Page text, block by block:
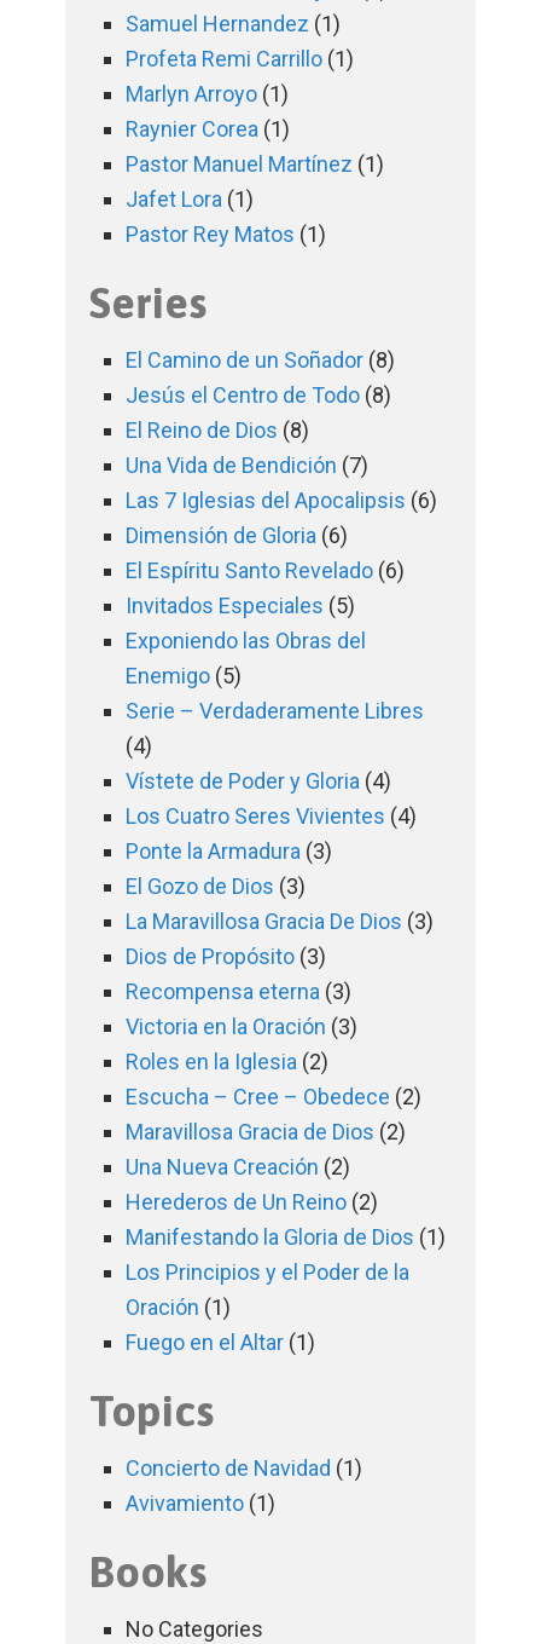
Samuel Hernandez (1)
Profeta Remi Carrillo (1)
Marlyn Arroyo (1)
Raynier Corea (1)
Pastor Manuel Martínez (1)
Jafet Lora (1)
Pastor Rey Matos (1)
Series
El Camino de un Soñador (8)
Jesús el Centro de Todo (8)
El Reino de Dios (8)
Una Vida de Bendición (7)
Las 7 Iglesias del Apocalipsis (6)
Dimensión de Gloria (6)
El Espíritu Santo Revelado (6)
Invitados Especiales (5)
Exponiendo las Obras del
Enemigo (5)
Serie – Verdaderamente Libres
(4)
Vístete de Poder y Gloria (4)
Los Cuatro Seres Vivientes (4)
Ponte la Armadura (3)
El Gozo de Dios (3)
La Maravillosa Gracia De Dios (3)
Dios de Propósito (3)
Recompensa eterna (3)
Victoria en la Oración (3)
Roles en la Iglesia (2)
Escucha – Cree – Obedece (2)
Maravillosa Gracia de Dios (2)
Una Nueva Creación (2)
Herederos de Un Reino (2)
Manifestando la Gloria de Dios (1)
Los Principios y el Poder de la
Oración (1)
Fuego en el Altar (1)
Topics
Concierto de Navidad (1)
Avivamiento (1)
Books
No Categories